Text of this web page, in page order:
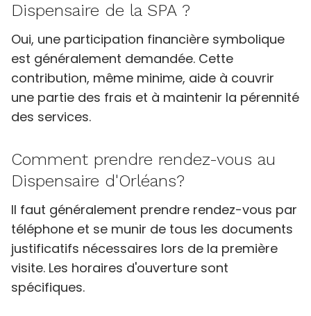
Dispensaire de la SPA ?
Oui, une participation financière symbolique
est généralement demandée. Cette
contribution, même minime, aide à couvrir
une partie des frais et à maintenir la pérennité
des services.
Comment prendre rendez-vous au
Dispensaire d'Orléans?
Il faut généralement prendre rendez-vous par
téléphone et se munir de tous les documents
justificatifs nécessaires lors de la première
visite. Les horaires d'ouverture sont
spécifiques.